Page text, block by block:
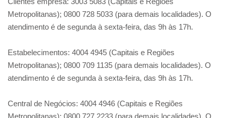
Metropolitanas); 0800 728 5033 (para demais localidades). O
atendimento é de segunda à sexta-feira, das 9h às 17h.
Estabelecimentos: 4004 4945 (Capitais e Regiões
Metropolitanas); 0800 709 1135 (para demais localidades). O
atendimento é de segunda à sexta-feira, das 9h às 17h.
Central de Negócios: 4004 4946 (Capitais e Regiões
Metropolitanas); 0800 727 2233 (para demais localidades). O